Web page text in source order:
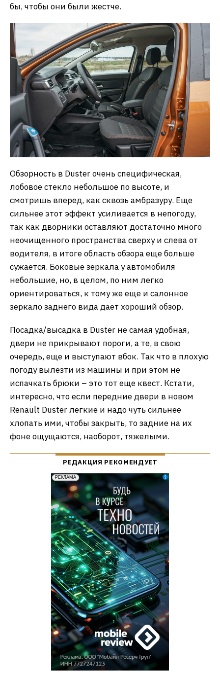
бы, чтобы они были жестче.
Обзорность в Duster очень специфическая,
лобовое стекло небольшое по высоте, и
смотришь вперед, как сквозь амбразуру. Еще
сильнее этот эффект усиливается в непогоду,
так как дворники оставляют достаточно много
неочищенного пространства сверху и слева от
водителя, в итоге область обзора еще больше
сужается. Боковые зеркала у автомобиля
небольшие, но, в целом, по ним легко
ориентироваться, к тому же еще и салонное
зеркало заднего вида дает хороший обзор.
Посадка/высадка в Duster не самая удобная,
двери не прикрывают пороги, а те, в свою
очередь, еще и выступают вбок. Так что в плохую
погоду вылезти из машины и при этом не
испачкать брюки – это тот еще квест. Кстати,
интересно, что если передние двери в новом
Renault Duster легкие и надо чуть сильнее
хлопать ими, чтобы закрыть, то задние на их
фоне ощущаются, наоборот, тяжелыми.